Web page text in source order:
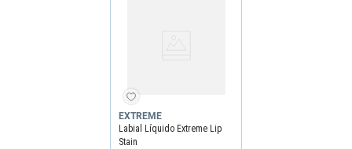
EXTREME
Labial Líquido Extreme Lip
Stain